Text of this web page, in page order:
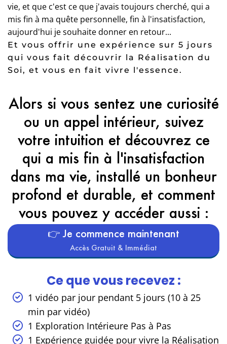
vie, et que c'est ce que j'avais toujours cherché, qui a
mis fin à ma quête personnelle, fin à l'insatisfaction,
aujourd'hui je souhaite donner en retour...
Et vous offrir une expérience sur 5 jours
qui vous fait découvrir la Réalisation du
Soi, et vous en fait vivre l'essence.
Alors si vous sentez une curiosité
ou un appel intérieur, suivez
votre intuition et découvrez ce
qui a mis fin à l'insatisfaction
dans ma vie, installé un bonheur
profond et durable, et comment
vous pouvez y accéder aussi :
👉 Je commence maintenant
Accès Gratuit & Immédiat
Ce que vous recevez :
1 vidéo par jour pendant 5 jours (10 à 25
min par vidéo)
1 Exploration Intérieure Pas à Pas
1 Expérience guidée pour vivre la Réalisation